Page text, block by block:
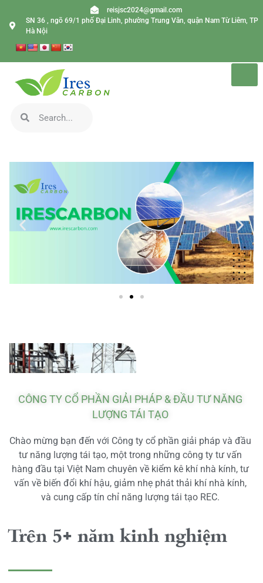
reisjsc2024@gmail.com
SN 36 , ngõ 69/1 phố Đại Linh, phường Trung Văn, quận Nam Từ Liêm, TP
Hà Nội
CÔNG TY CỔ PHẦN GIẢI PHÁP & ĐẦU TƯ NĂNG
LƯỢNG TÁI TẠO
Chào mừng bạn đến với Công ty cổ phần giải pháp và đầu
tư năng lượng tái tạo, một trong những công ty tư vấn
hàng đầu tại Việt Nam chuyên về kiểm kê khí nhà kính, tư
vấn về biến đổi khí hậu, giảm nhẹ phát thải khí nhà kính,
và cung cấp tín chỉ năng lượng tái tạo REC.
Trên 5+ năm kinh nghiệm